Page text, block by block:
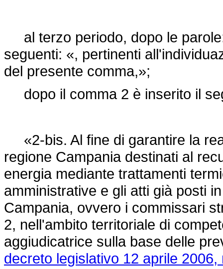
al terzo periodo, dopo le
seguenti: «, pertinenti
del presente comma,»;
dopo il comma 2 è inserito il
«2-bis. Al fine di garantire la
regione Campania destinati al
energia mediante trattamenti
amministrative e gli atti già posti
Campania, ovvero i commissari
2, nell'ambito territoriale di
aggiudicatrice sulla base delle
decreto legislativo 12 aprile 2006,